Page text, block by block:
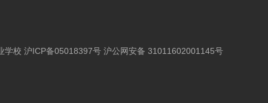
学校 沪ICP备05018397号 沪公网安备 31011602001145号